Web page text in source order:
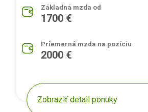
Základná mzda od
1700 €
Priemerná mzda na pozíciu
2000 €
Zobraziť detail ponuky